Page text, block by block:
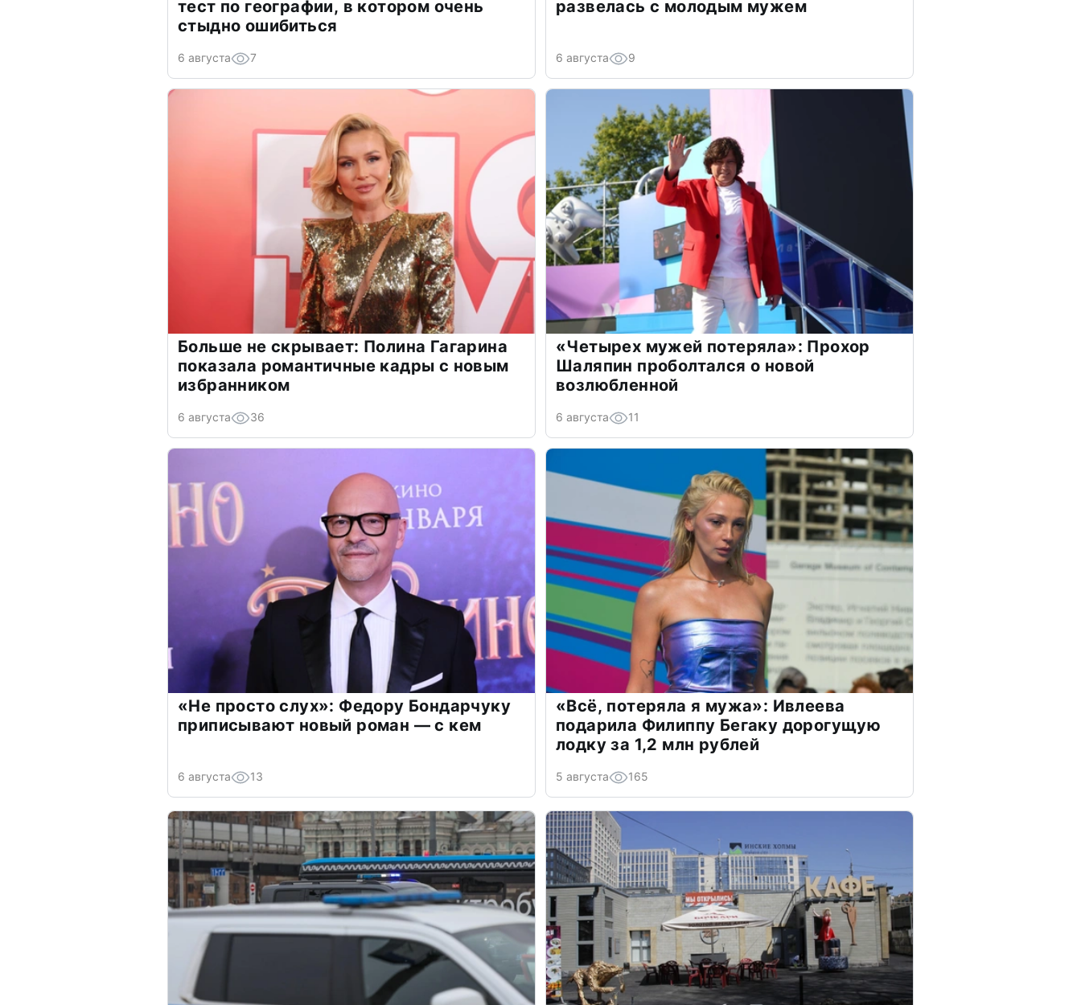
тест по географии, в котором очень
стыдно ошибиться
6 августа 7
развелась с молодым мужем
6 августа 9
Больше не скрывает: Полина Гагарина
показала романтичные кадры с новым
избранником
6 августа 36
«Четырех мужей потеряла»: Прохор
Шаляпин проболтался о новой
возлюбленной
6 августа 11
«Не просто слух»: Федору Бондарчуку
приписывают новый роман — с кем
6 августа 13
«Всё, потеряла я мужа»: Ивлеева
подарила Филиппу Бегаку дорогущую
лодку за 1,2 млн рублей
5 августа 165